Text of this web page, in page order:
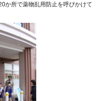
か所で薬物乱用防止を呼びかけて